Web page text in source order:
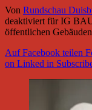
Von Rundschau
deaktiviertfür IG BAU
öffentlichen
Auf Facebook teilen
on Linked in